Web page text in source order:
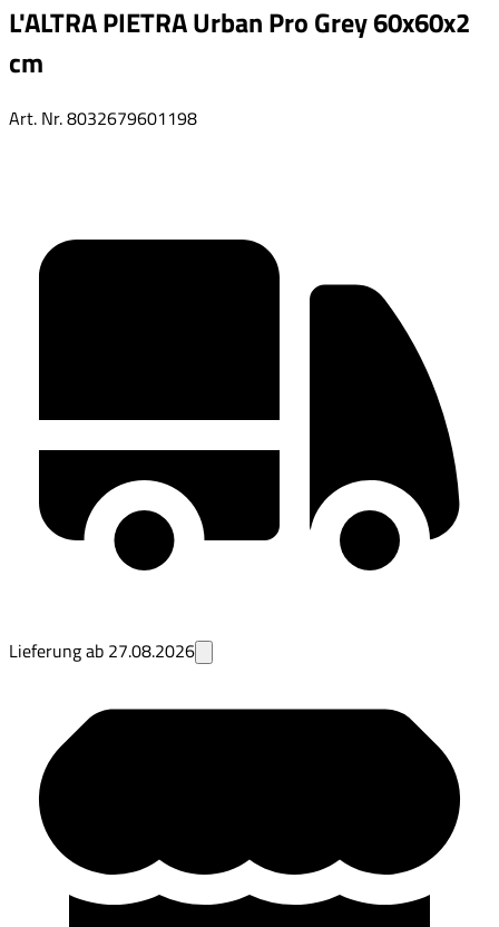
L'ALTRA PIETRA Urban Pro Grey 60x60x2
cm
Art. Nr.8032679601198
Lieferung ab 27.08.2026